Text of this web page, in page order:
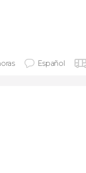
Español